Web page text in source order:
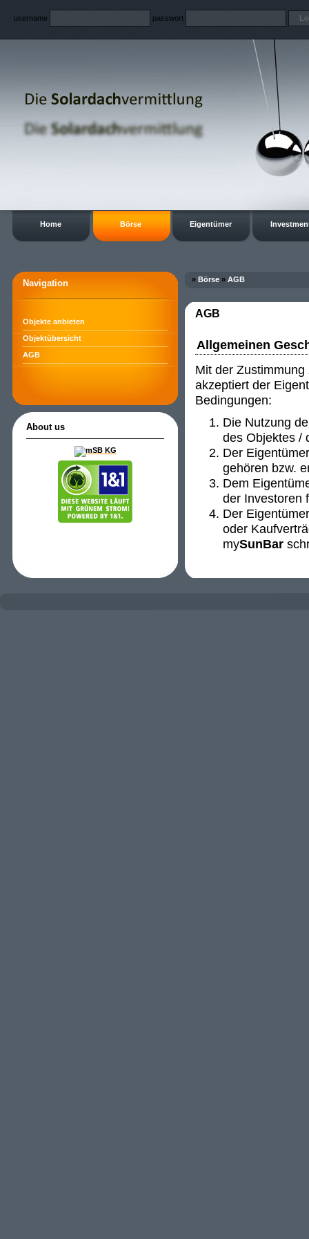
username passwort
Home Börse Eigentümer
Navigation
Objekte anbieten
Objektübersicht
AGB
About us
» Börse » AGB
AGB
Allgemeinen
Mit der Zustimmung
akzeptiert der
Bedingungen:
Die Nutzung
des Objektes /
Der
gehören bzw.
Dem
der Investoren
Der
oder
mySunBar